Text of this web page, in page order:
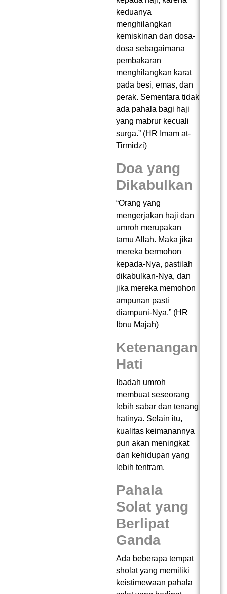
keduanya
menghilangkan
kemiskinan dan dosa-
dosa sebagaimana
pembakaran
menghilangkan karat
pada besi, emas, dan
perak. Sementara tidak
ada pahala bagi haji
yang mabrur kecuali
surga.” (HR Imam at-
Tirmidzi)
Doa yang
Dikabulkan
“Orang yang
mengerjakan haji dan
umroh merupakan
tamu Allah. Maka jika
mereka bermohon
kepada-Nya, pastilah
dikabulkan-Nya, dan
jika mereka memohon
ampunan pasti
diampuni-Nya.” (HR
Ibnu Majah)
Ketenangan
Hati
Ibadah umroh
membuat seseorang
lebih sabar dan tenang
hatinya. Selain itu,
kualitas keimanannya
pun akan meningkat
dan kehidupan yang
lebih tentram.
Pahala
Solat yang
Berlipat
Ganda
Ada beberapa tempat
sholat yang memiliki
keistimewaan pahala